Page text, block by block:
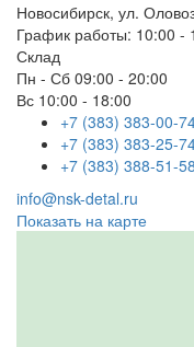
Новосибирск, ул.
График работы: 10:00 -
Склад
Пн - Сб 09:00 - 20:00
Вс 10:00 - 18:00
+7 (383) 383-00-
+7 (383) 383-25-
+7 (383) 388-51-58
info@nsk-detal.ru
Показать на карте